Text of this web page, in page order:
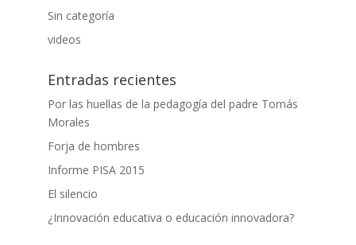
Sin categoría
videos
Entradas recientes
Por las huellas de la pedagogía del padre Tomás
Morales
Forja de hombres
Informe PISA 2015
El silencio
¿Innovación educativa o educación innovadora?